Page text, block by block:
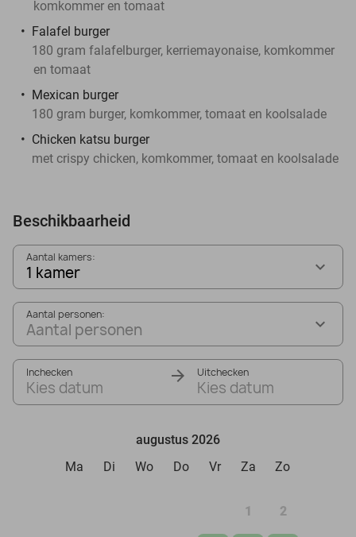
komkommer en tomaat
Falafel burger
180 gram falafelburger, kerriemayonaise, komkommer
en tomaat
Mexican burger
180 gram burger, komkommer, tomaat en koolsalade
Chicken katsu burger
met crispy chicken, komkommer, tomaat en koolsalade
Beschikbaarheid
Aantal kamers:
1 kamer
Aantal personen:
Aantal personen
Inchecken
Kies datum
Uitchecken
Kies datum
augustus 2026
Ma
Di Wo Do Vr Za Zo
1 2